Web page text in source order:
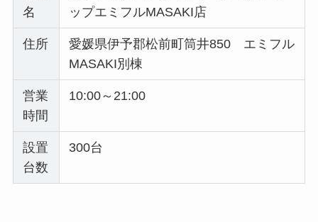
名
ップエミフルMASAKI店
住所
愛媛県伊予郡松前町筒井850 エミフル
MASAKI別棟
営業
時間
10:00～21:00
設置
台数
300台